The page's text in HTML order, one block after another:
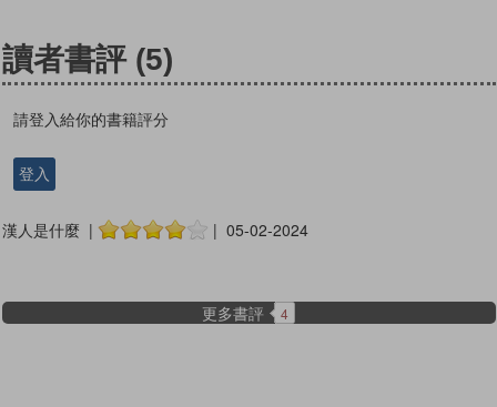
讀者書評 (5)
請登入給你的書籍評分
登入
漢人是什麼 | | 05-02-2024
更多書評 4